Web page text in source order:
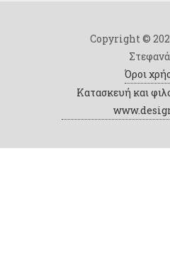
Copyright ©
Όροι
Κατασκευή και